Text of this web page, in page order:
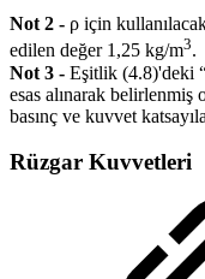
Not 2 - ρ için
edilen değer 1,25 kg/m3.
Not 3 - Eşitlik (4.8)'deki
esas alınarak belirlenmiş
basınç ve kuvvet
Rüzgar Kuvvetleri